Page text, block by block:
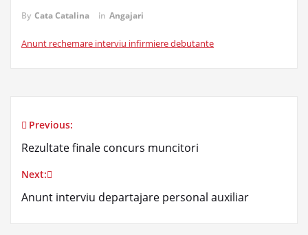
By Cata Catalina in Angajari
Anunt rechemare interviu infirmiere debutante
Navigare
în
articole
Previous:
Rezultate finale concurs muncitori
Next:
Anunt interviu departajare personal auxiliar